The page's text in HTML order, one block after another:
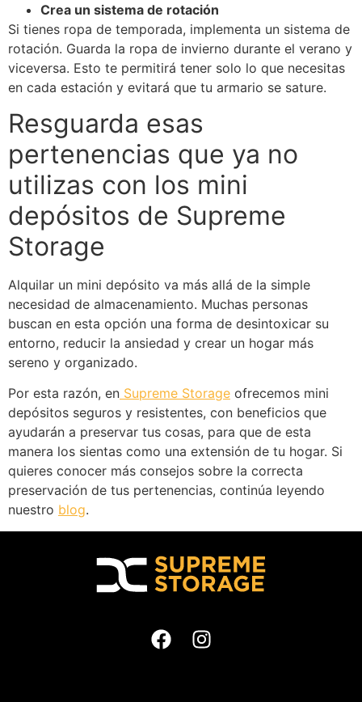
Crea un sistema de rotación
Si tienes ropa de temporada, implementa un sistema de
rotación. Guarda la ropa de invierno durante el verano y
viceversa. Esto te permitirá tener solo lo que necesitas
en cada estación y evitará que tu armario se sature.
Resguarda esas
pertenencias que ya no
utilizas con los mini
depósitos de Supreme
Storage
Alquilar un mini depósito va más allá de la simple
necesidad de almacenamiento. Muchas personas
buscan en esta opción una forma de desintoxicar su
entorno, reducir la ansiedad y crear un hogar más
sereno y organizado.
Por esta razón, en Supreme Storage ofrecemos mini
depósitos seguros y resistentes, con beneficios que
ayudarán a preservar tus cosas, para que de esta
manera los sientas como una extensión de tu hogar. Si
quieres conocer más consejos sobre la correcta
preservación de tus pertenencias, continúa leyendo
nuestro blog.